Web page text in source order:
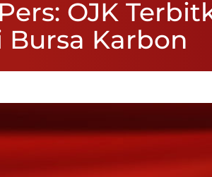
OJK
Bursa Karbon